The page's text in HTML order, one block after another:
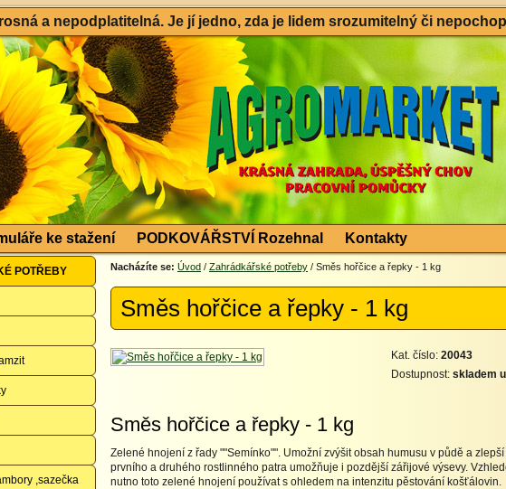
a nepodplatitelná. Je jí jedno, zda je lidem srozumitelný či
ke stažení PODKOVÁŘSTVÍ Rozehnal Kontakty
POTŘEBY
,sazečka
Nacházíte se: Úvod / Zahrádkářské potřeby / Směs hořčice a řepky - 1 kg
Směs hořčice a řepky - 1 kg
Kat. číslo: 20043
Dostupnost: skladem
Směs hořčice a řepky - 1 kg
Zelené hnojení z řady ""Semínko"". Umožní zvýšit obsah humusu v půdě a
prvního a druhého rostlinného patra umožňuje i pozdější zářijové výsevy.
nutno toto zelené hnojení používat s ohledem na intenzitu pěstování košťálovin.